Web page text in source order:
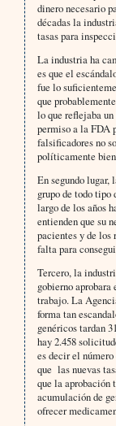
dinero necesario
décadas la
tasas para
La industria ha
es que el
fue lo
que
lo que reflejaba
permiso a la FDA
falsificadores no
políticamente
En segundo lugar,
grupo de todo tipo
largo de los años
entienden que su
pacientes y de los
falta para
Tercero, la
gobierno
trabajo. La
forma tan
genéricos tardan
hay 2.458
es decir el número
que las nuevas
que la aprobación
acumulación de
ofrecer